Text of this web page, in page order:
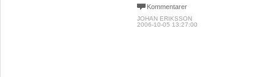
Kommentarer
JOHAN ERIKSSON
2006-10-05 13:27:00